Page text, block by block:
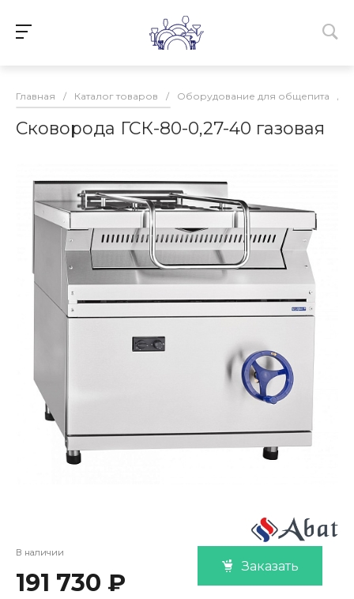
Главная / Каталог товаров / Оборудование для общепита /
Сковорода ГСК-80-0,27-40 газовая
В наличии
191 730 ₽
Заказать